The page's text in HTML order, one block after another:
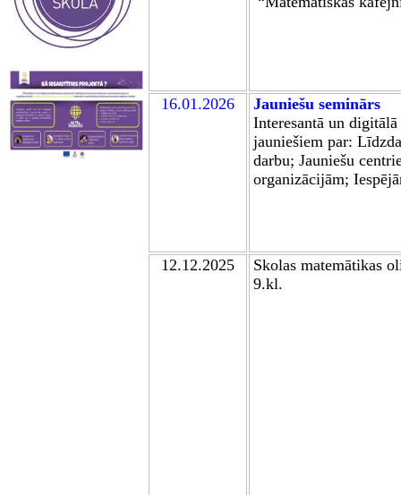
16.01.2026
Jauniešu seminārs
Interesantā un
jauniešiem par:
darbu; Jauniešu
organizācijām;
12.12.2025 Skolas matemātikas
9.kl.